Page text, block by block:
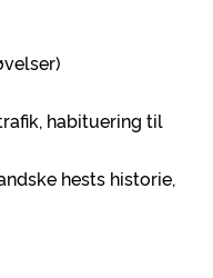
habituering til
hests historie,